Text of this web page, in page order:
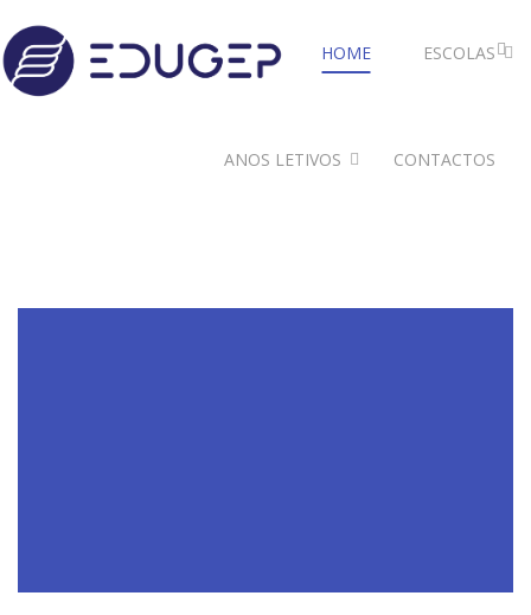
HOME ESCOLAS
ANOS LETIVOS CONTACTOS